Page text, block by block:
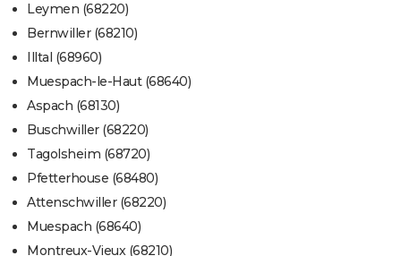
Leymen (68220)
Bernwiller (68210)
Illtal (68960)
Muespach-le-Haut (68640)
Aspach (68130)
Buschwiller (68220)
Tagolsheim (68720)
Pfetterhouse (68480)
Attenschwiller (68220)
Muespach (68640)
Montreux-Vieux (68210)